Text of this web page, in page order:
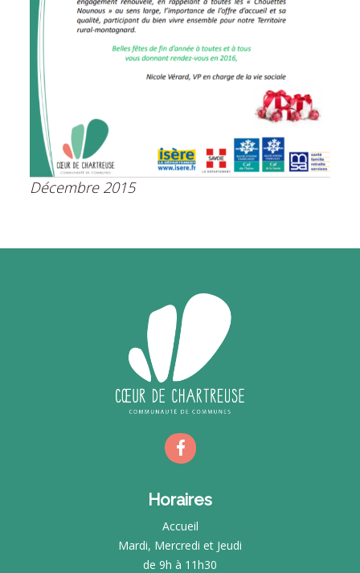
Décembre 2015
Horaires
Accueil
Mardi, Mercredi et Jeudi
de 9h à 11h30